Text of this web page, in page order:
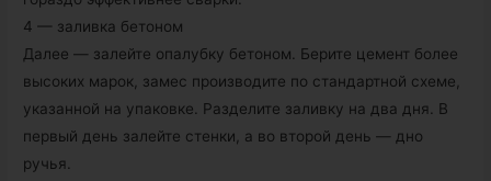
4 — заливка бетоном
Далее — залейте опалубку бетоном. Берите цемент более
высоких марок, замес производите по стандартной схеме,
указанной на упаковке. Разделите заливку на два дня. В
первый день залейте стенки, а во второй день — дно
ручья.